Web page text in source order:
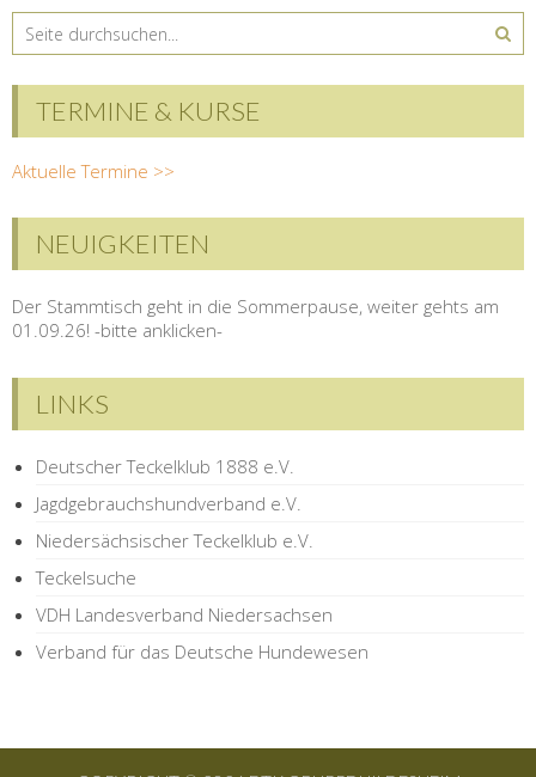
TERMINE & KURSE
Aktuelle Termine >>
NEUIGKEITEN
Der Stammtisch geht in die Sommerpause, weiter gehts am
01.09.26! -bitte anklicken-
LINKS
Deutscher Teckelklub 1888 e.V.
Jagdgebrauchshundverband e.V.
Niedersächsischer Teckelklub e.V.
Teckelsuche
VDH Landesverband Niedersachsen
Verband für das Deutsche Hundewesen